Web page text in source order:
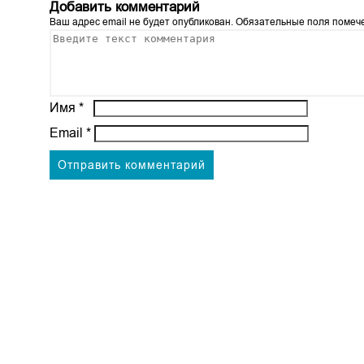
Добавить комментарий
Ваш адрес email не будет опубликован. Обязательные поля
Имя*
Email*